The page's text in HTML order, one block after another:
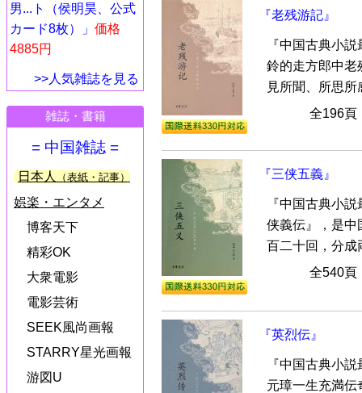
男...ト（侯明昊、公式
カード8枚）」 価格
4885円
>>人気雑誌を見る
雑誌・書籍
= 中国雑誌 =
日本人 （表紙・記事）
娯楽・エンタメ
博客天下
精彩OK
大衆電影
電影芸術
SEEK風尚画報
STARRY星光画報
游図U
『老残游記』
『中国古典小
鈴的走方郎中老
見所聞、所思所
全196
『三侠五義』
『中国古典小
侠義伝』，是中
百二十回，分成
全540
『英烈伝』
『中国古典小
元璋一生充満伝